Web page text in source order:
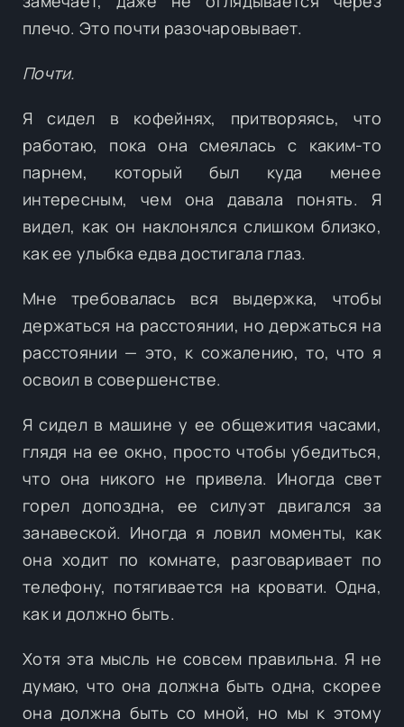
плечо. Это почти разочаровывает.
Почти.
Я сидел в кофейнях, притворяясь, что
работаю, пока она смеялась с каким-то
парнем, который был куда менее
интересным, чем она давала понять. Я
видел, как он наклонялся слишком близко,
как ее улыбка едва достигала глаз.
Мне требовалась вся выдержка, чтобы
держаться на расстоянии, но держаться на
расстоянии — это, к сожалению, то, что я
освоил в совершенстве.
Я сидел в машине у ее общежития часами,
глядя на ее окно, просто чтобы убедиться,
что она никого не привела. Иногда свет
горел допоздна, ее силуэт двигался за
занавеской. Иногда я ловил моменты, как
она ходит по комнате, разговаривает по
телефону, потягивается на кровати. Одна,
как и должно быть.
Хотя эта мысль не совсем правильна. Я не
думаю, что она должна быть одна, скорее
она должна быть со мной, но мы к этому